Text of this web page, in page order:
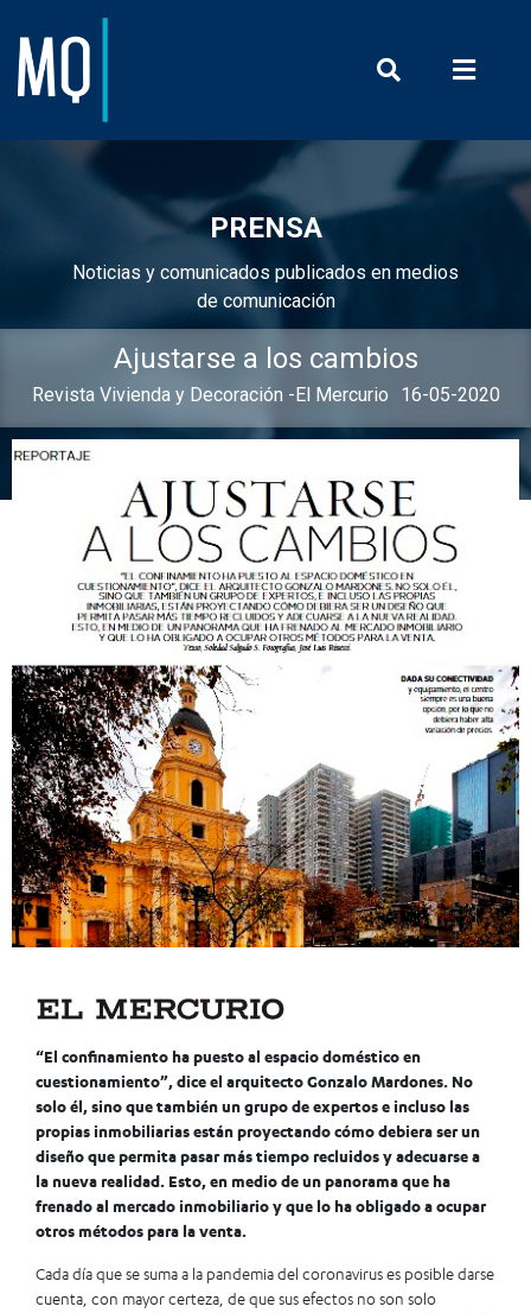
PRENSA
Noticias y comunicados publicados en medios
de comunicación
Ajustarse a los cambios
Revista Vivienda y Decoración -El Mercurio 16-05-2020
“El confinamiento ha puesto al espacio doméstico en
cuestionamiento”, dice el arquitecto Gonzalo Mardones. No
solo él, sino que también un grupo de expertos e incluso las
propias inmobiliarias están proyectando cómo debiera ser un
diseño que permita pasar más tiempo recluidos y adecuarse a
la nueva realidad. Esto, en medio de un panorama que ha
frenado al mercado inmobiliario y que lo ha obligado a ocupar
otros métodos para la venta.
Cada día que se suma a la pandemia del coronavirus es posible darse
cuenta, con mayor certeza, de que sus efectos no son solo